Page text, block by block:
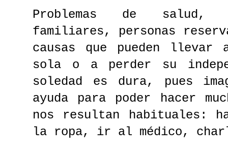
Problemas de salud,
familiares, personas
causas que pueden
sola o a perder su
soledad es dura, pues
ayuda para poder hacer
nos resultan habituales:
la ropa, ir al médico,